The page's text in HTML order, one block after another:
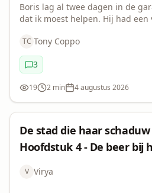
Onderarm
Boris lag al twee dagen in de
dat ik moest helpen. Hij had een
TC Tony Coppo
Commentaren:
3
Bekeken:
19Leestijd:
2 minDatum:
4 augustus 2026
De stad die haar schaduw
De stad die haar
Hoofdstuk 4 - De beer bij
V Virya